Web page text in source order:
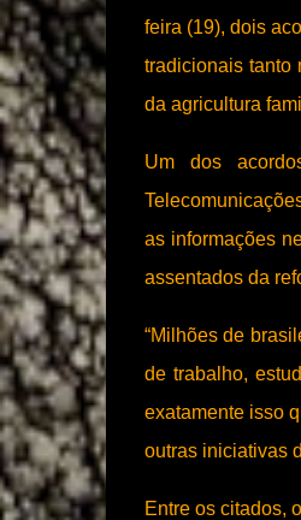
feira (19), dois
tradicionais tanto
da agricultura
Um dos
as informações
assentados da
“Milhões de
de trabalho,
exatamente isso
outras iniciativas
Entre os citados,